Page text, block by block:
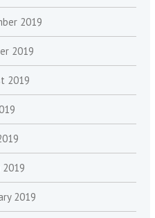
2019
2019
2019
2019
2019